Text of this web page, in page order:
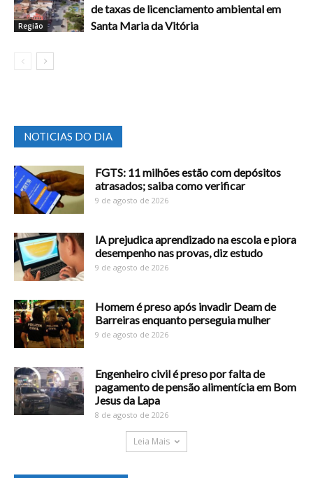
Região
de taxas de licenciamento ambiental em
Santa Maria da Vitória
NOTICIAS DO DIA
FGTS: 11 milhões estão com depósitos
atrasados; saiba como verificar
9 de agosto de 2026
IA prejudica aprendizado na escola e piora
desempenho nas provas, diz estudo
9 de agosto de 2026
Homem é preso após invadir Deam de
Barreiras enquanto perseguia mulher
9 de agosto de 2026
Engenheiro civil é preso por falta de
pagamento de pensão alimentícia em Bom
Jesus da Lapa
8 de agosto de 2026
Leia Mais